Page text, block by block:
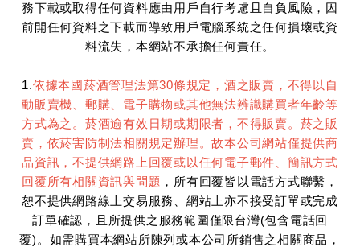
務下載或取得任何資料應由用戶自行考慮且自負風險，因
前開任何資料之下載而導致用戶電腦系統之任何損壞或資
料流失，本網站不承擔任何責任。
1.依據本國菸酒管理法第30條規定，酒之販賣，不得以自
動販賣機、郵購、電子購物或其他無法辨識購買者年齡等
方式為之。菸酒逾有效日期或期限者，不得販賣。菸之販
賣，依菸害防制法相關規定辦理。故本公司網站僅提供商
品資訊，不提供網路上回覆或以任何電子郵件、簡訊方式
回覆所有相關資訊與問題 ，所有回覆皆以電話方式聯繫，
恕不提供網路線上交易服務、網站上亦不接受訂單或完成
訂單確認，且所提供之服務範圍僅限台灣(包含電話回
覆)。如需購買本網站所陳列或本公司所銷售之相關商品，